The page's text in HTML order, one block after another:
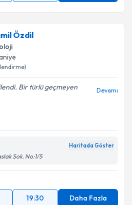
Özdil
Bir türlü geçmeyen
Devamı
Haritada Göster
Sok. No:1/5
19:30 Daha Fazla